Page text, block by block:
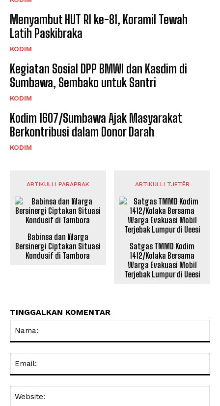
Menyambut HUT RI ke-81, Koramil Tewah
Latih Paskibraka
KODIM
Kegiatan Sosial DPP BMWI dan Kasdim di
Sumbawa, Sembako untuk Santri
KODIM
Kodim 1607/Sumbawa Ajak Masyarakat
Berkontribusi dalam Donor Darah
KODIM
ARTIKULLI PARAPRAK
Babinsa dan Warga
Bersinergi Ciptakan Situasi
Kondusif di Tambora
ARTIKULLI TJETËR
Satgas TMMD Kodim
1412/Kolaka Bersama
Warga Evakuasi Mobil
Terjebak Lumpur di Ueesi
TINGGALKAN KOMENTAR